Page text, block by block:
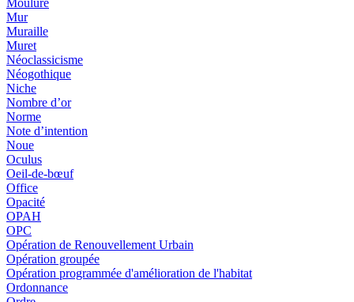
Moulure
Mur
Muraille
Muret
Néoclassicisme
Néogothique
Niche
Nombre d’or
Norme
Note d’intention
Noue
Oculus
Oeil-de-bœuf
Office
Opacité
OPAH
OPC
Opération de Renouvellement Urbain
Opération groupée
Opération programmée d'amélioration de l'habitat
Ordonnance